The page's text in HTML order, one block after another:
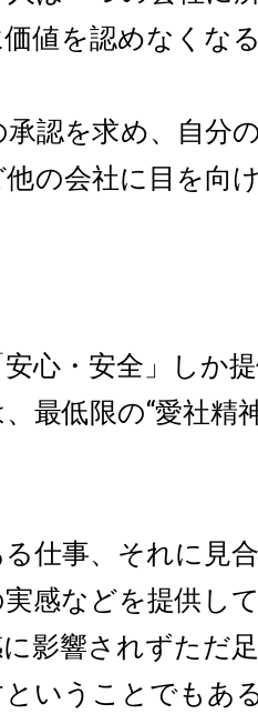
値を認めなくな
認を求め、自分
の会社に目を向
心・安全」しか
最低限の“愛社精
仕事、それに見
感などを提供し
影響されずただ
いうことでもあ